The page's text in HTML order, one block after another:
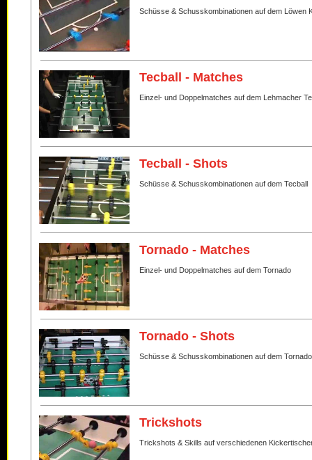
Schüsse & Schusskombinationen auf dem Löwen
Tecball - Matches
Einzel- und Doppelmatches auf dem Lehmacher
Tecball - Shots
Schüsse & Schusskombinationen auf dem Tecball
Tornado - Matches
Einzel- und Doppelmatches auf dem Tornado
Tornado - Shots
Schüsse & Schusskombinationen auf dem
Trickshots
Trickshots & Skills auf verschiedenen